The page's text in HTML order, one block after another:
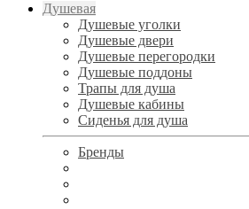
Душевая
Душевые уголки
Душевые двери
Душевые перегородки
Душевые поддоны
Трапы для душа
Душевые кабины
Сиденья для душа
Бренды